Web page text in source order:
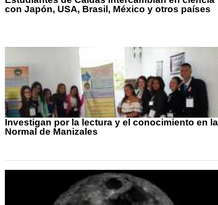
con Japón, USA, Brasil, México y otros países
Investigan por la lectura y el conocimiento en la
Normal de Manizales